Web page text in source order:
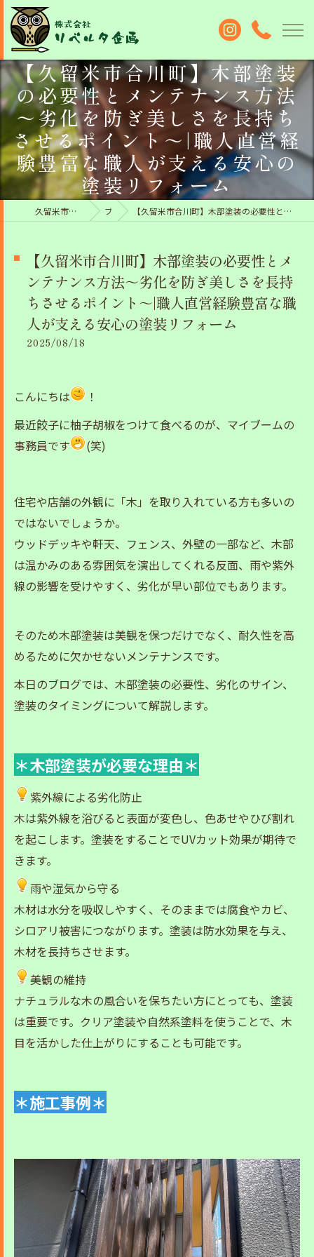
【久留米市合川町】木部塗装
の必要性とメンテナンス方法
～劣化を防ぎ美しさを長持ち
させるポイント～|職人直営経
験豊富な職人が支える安心の
塗装リフォーム
久留米市の外壁塗装なら株式会社リベルタ企画 ブログ 【久留米市合川町】木部塗装の必要性とメンテナンス方法～劣化を防ぎ美しさを長持ちさせるポイント～|職人直営経験豊富な職人が支える安心の塗装リフォーム
【久留米市合川町】木部塗装の必要性とメ
ンテナンス方法～劣化を防ぎ美しさを長持
ちさせるポイント～|職人直営経験豊富な職
人が支える安心の塗装リフォーム
2025/08/18
こんにちは
！
最近餃子に柚子胡椒をつけて食べるのが、マイブームの
事務員です
(笑)
住宅や店舗の外観に「木」を取り入れている方も多いの
ではないでしょうか。
ウッドデッキや軒天、フェンス、外壁の一部など、木部
は温かみのある雰囲気を演出してくれる反面、雨や紫外
線の影響を受けやすく、劣化が早い部位でもあります。
そのため木部塗装は美観を保つだけでなく、耐久性を高
めるために欠かせないメンテナンスです。
本日のブログでは、木部塗装の必要性、劣化のサイン、
塗装のタイミングについて解説します。
＊木部塗装が必要な理由＊
紫外線による劣化防止
木は紫外線を浴びると表面が変色し、色あせやひび割れ
を起こします。塗装をすることでUVカット効果が期待で
きます。
雨や湿気から守る
木材は水分を吸収しやすく、そのままでは腐食やカビ、
シロアリ被害につながります。塗装は防水効果を与え、
木材を長持ちさせます。
美観の維持
ナチュラルな木の風合いを保ちたい方にとっても、塗装
は重要です。クリア塗装や自然系塗料を使うことで、木
目を活かした仕上がりにすることも可能です。
＊施工事例＊